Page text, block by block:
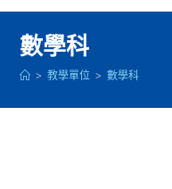
數學科
> 教學單位 > 數學科